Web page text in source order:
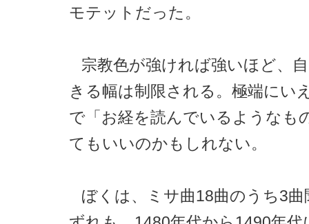
モテットだった。
宗教色が強ければ強いほど、
きる幅は制限される。極端にい
で「お経を読んでいるようなも
てもいいのかもしれない。
ぼくは、ミサ曲18曲のうち3